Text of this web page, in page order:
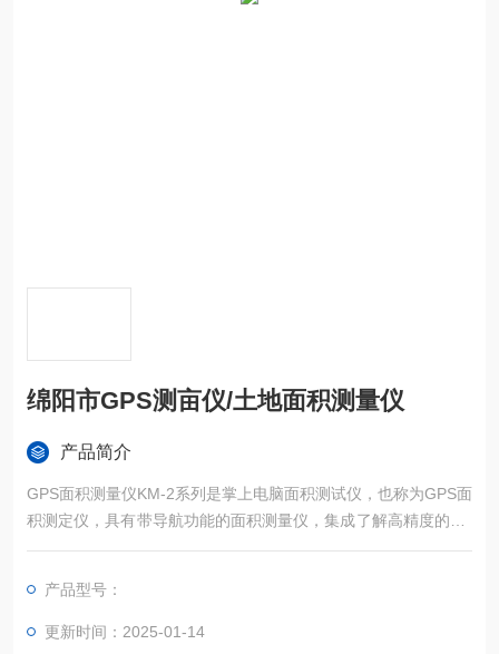
绵阳市GPS测亩仪/土地面积测量仪
产品简介
GPS面积测量仪KM-2系列是掌上电脑面积测试仪，也称为GPS面
积测定仪，具有带导航功能的面积测量仪，集成了解高精度的GP
S定位系统、精确的面积计算方法和智能化的掌上电脑系统，能
产品型号：
更新时间：2025-01-14